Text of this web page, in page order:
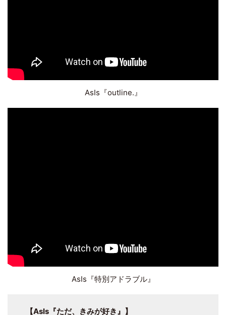
AsIs『outline.』
AsIs『特別アドラブル』
【AsIs『ただ、きみが好き』】